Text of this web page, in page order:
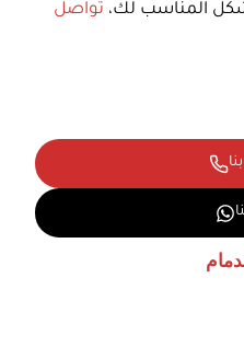
المناسب لك، تواصل